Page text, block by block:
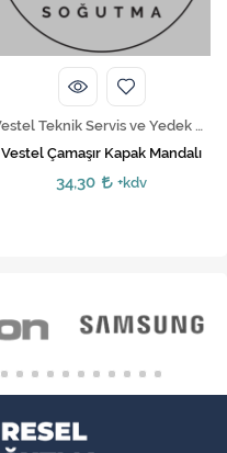
Vestel Teknik Servis ve Yedek Parça Hizmetleri
Vestel Çamaşır Kapak Mandalı
34,30 +kdv